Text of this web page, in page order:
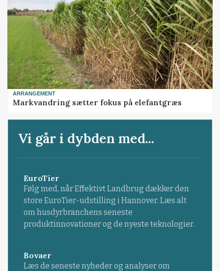
ARRANGEMENT
Markvandring sætter fokus på elefantgræs
Vi går i dybden med...
EuroTier
Følg med, når Effektivt Landbrug dækker den
store EuroTier-udstilling i Hannover. Læs alt
om husdyrbranchens seneste
produktinnovationer og de nyeste teknologier.
Bovaer
Læs de seneste nyheder og analyser om